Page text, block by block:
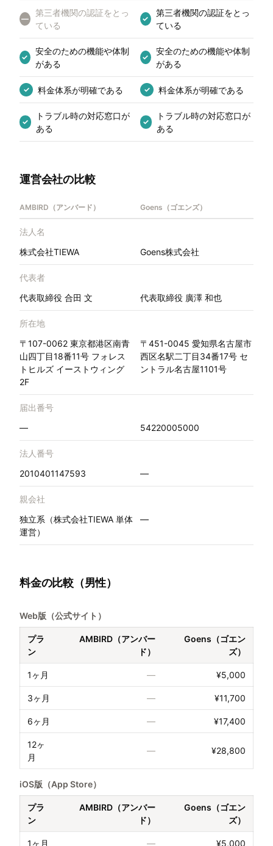
—
第三者機関の認証をとっ
ている
✓
第三者機関の認証をとっ
ている
✓
安全のための機能や体制
がある
✓
安全のための機能や体制
がある
✓ 料金体系が明確である ✓ 料金体系が明確である
✓
トラブル時の対応窓口が
ある
✓
トラブル時の対応窓口が
ある
運営会社の比較
AMBIRD（アンバード） Goens（ゴエンズ）
法人名
株式会社TIEWA
Goens株式会社
代表者
代表取締役 合田 文
代表取締役 廣澤 和也
所在地
〒107-0062 東京都港区南青
山四丁目18番11号 フォレス
トヒルズ イーストウィング
2F
〒451-0045 愛知県名古屋市
西区名駅二丁目34番17号 セ
ントラル名古屋1101号
届出番号
—
54220005000
法人番号
2010401147593
—
親会社
独立系（株式会社TIEWA 単体
運営）
—
料金の比較（男性）
Web版（公式サイト）
プラ
ン
AMBIRD（アンバー
ド）
Goens（ゴエン
ズ）
1ヶ月 — ¥5,000
3ヶ月 — ¥11,700
6ヶ月 — ¥17,400
12ヶ
月
— ¥28,800
iOS版（App Store）
プラ
ン
AMBIRD（アンバー
ド）
Goens（ゴエン
ズ）
1ヶ月 — ¥5,000